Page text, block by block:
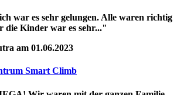
war es sehr gelungen. Alle waren richtig
die Kinder war es sehr..."
am 01.06.2023
Smart Climb